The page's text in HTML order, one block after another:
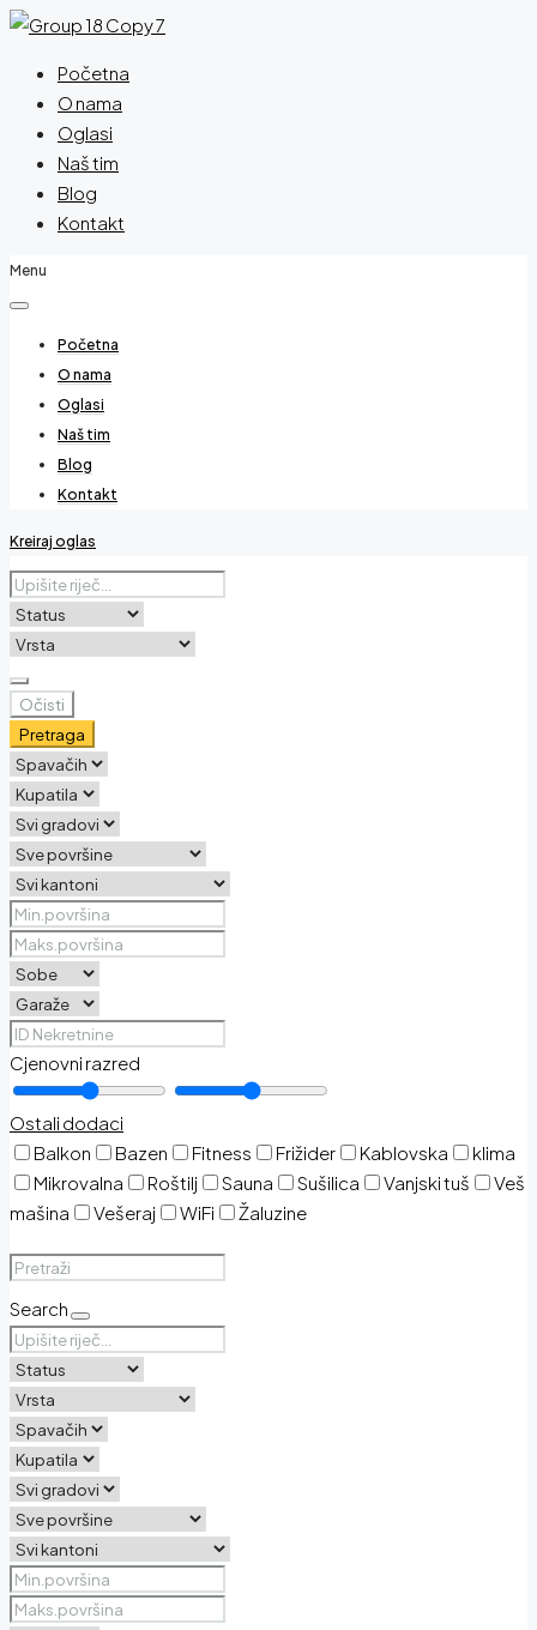
Početna
O nama
Oglasi
Naš tim
Blog
Kontakt
Menu
Početna
O nama
Oglasi
Naš tim
Blog
Kontakt
Kreiraj oglas
Očisti
Pretraga
Cjenovni razred
Ostali dodaci
Balkon
Bazen Fitness Frižider Kablovska
klima
Mikrovalna
Roštilj Sauna Sušilica Vanjski tuš
Veš
mašina
Vešeraj WiFi Žaluzine
Search